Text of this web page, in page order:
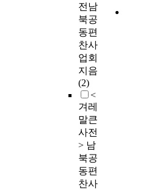
전남
북공
동편
찬사
업회
지음
(2)
<
겨레
말큰
사전
> 남
북공
동편
찬사